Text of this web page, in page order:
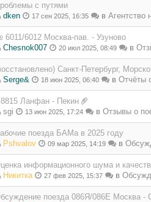
с путями
dken
17 сен 2025, 16:35 в Агентство
6011/6012 Москва-пав. - Узуново
Chesnok007
20 июл 2025, 08:49 в
Санкт-Петербург,
Serge&
18 июн 2025, 06:40 в Отчёты
Ланфан - Пекин
sgi
13 июн 2025, 17:24 в Отзывы о
поезда БАМа в 2025 году
Pshvalov
09 мар 2025, 14:19 в
информационного шума и
Никитка
27 фев 2025, 15:37 в
поезда 086Я/086Е Москва -